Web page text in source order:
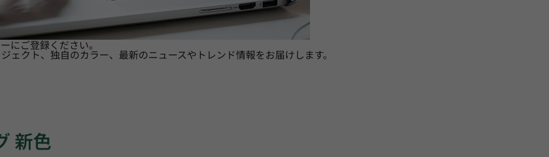
にご登録ください。
ェクト、独自のカラー、最新のニュースやトレンド情報をお届けします。
新色